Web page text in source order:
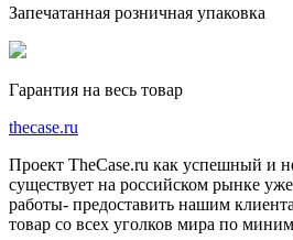
Запечатанная розничная упаковка
Гарантия на весь товар
thecase.ru
Проект TheCase.ru как успешный и
существует на российском рынке
работы- предоставить нашим
товар со всех уголков мира по